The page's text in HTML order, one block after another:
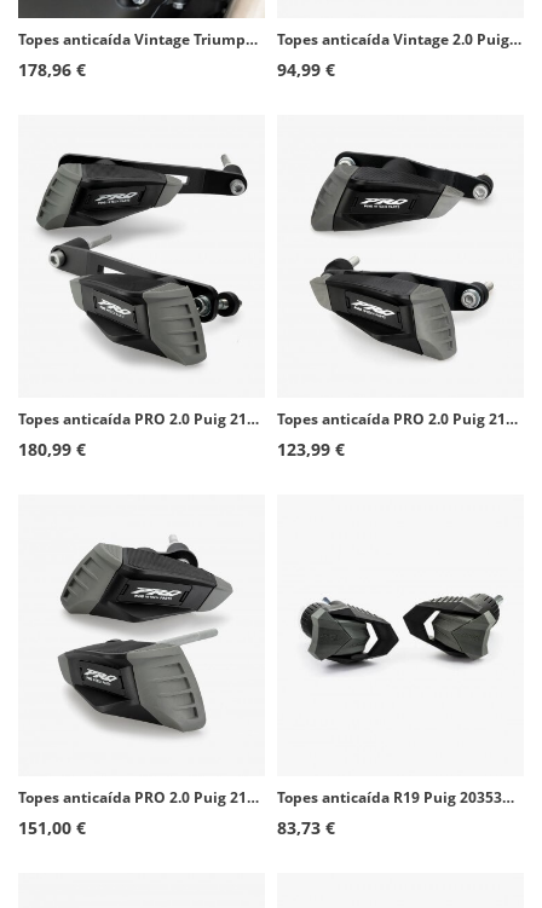
Topes anticaída Vintage Triumph Bonneville de Puig 8588N
178,96 €
Topes anticaída Vintage 2.0 Puig 21458N para Yamaha XSR900 (22-26)
94,99 €
Topes anticaída PRO 2.0 Puig 21543N para Yamaha MT-09/SP, Tracer 900/GT (13-20), XSR900 (16-21)
180,99 €
Topes anticaída PRO 2.0 Puig 21813N para Kawasaki Versys 650 (15-26)
123,99 €
Topes anticaída PRO 2.0 Puig 21372N para Kawasaki Z650 (17-26)
151,00 €
Topes anticaída R19 Puig 20353N para Suzuki GSX-S125 (20-26)
83,73 €